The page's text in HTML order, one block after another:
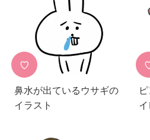
♡
鼻水が出ているウサギの
イラスト
イ